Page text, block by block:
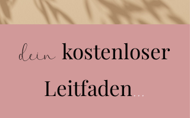
dein kostenloser
Leitfaden...